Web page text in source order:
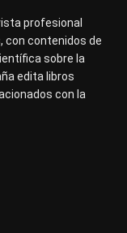
profesional
con contenidos de
sobre la
edita libros
con la